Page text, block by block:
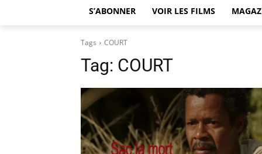
S’ABONNER VOIR LES FILMS
Tags COURT
Tag: COURT